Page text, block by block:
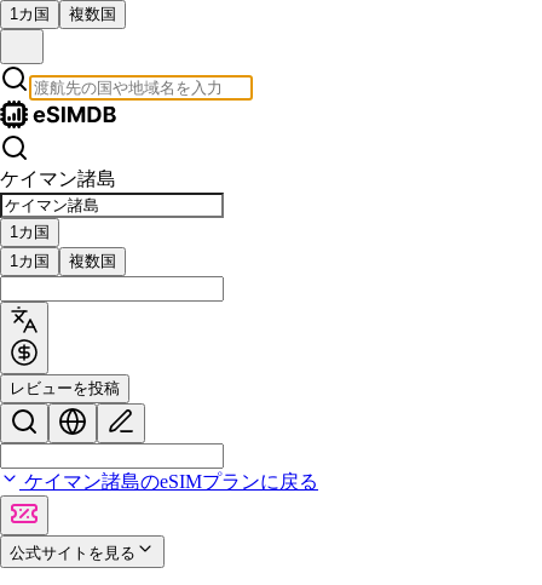
1カ国 複数国
ケイマン諸島
1カ国
1カ国
複数国
レビューを投稿
ケイマン諸島のeSIMプランに戻る
公式サイトを見る